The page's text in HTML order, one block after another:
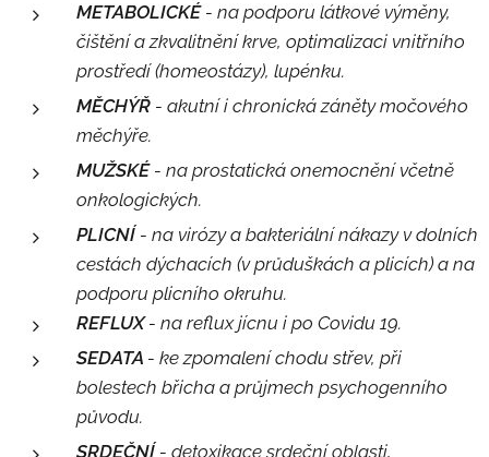
METABOLICKÉ- na podporu látkové výměny,
čištění a zkvalitnění krve, optimalizaci vnitřního
prostředí (homeostázy), lupénku.
MĚCHÝŘ - akutní i chronická záněty močového
měchýře.
MUŽSKÉ- na prostatická onemocnění včetně
onkologických.
PLICNÍ - na virózy a bakteriální nákazy v dolních
cestách dýchacích (v průduškách a plicích) a na
podporu plicního okruhu.
REFLUX- na reflux jícnu i po Covidu 19.
SEDATA - ke zpomalení chodu střev, při
bolestech břicha a průjmech psychogenního
původu.
SRDEČNÍ - detoxikace srdeční oblasti,